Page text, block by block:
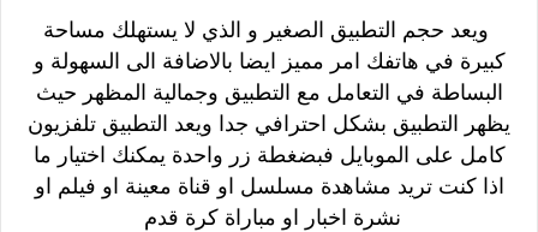
ويعد حجم التطبيق الصغير و الذي لا يستهلك مساحة
كبيرة في هاتفك امر مميز ايضا بالاضافة الى السهولة و
البساطة في التعامل مع التطبيق وجمالية المظهر حيث
يظهر التطبيق بشكل احترافي جدا ويعد التطبيق تلفزيون
كامل على الموبايل فبضغطة زر واحدة يمكنك اختيار ما
اذا كنت تريد مشاهدة مسلسل او قناة معينة او فيلم او
نشرة اخبار او مباراة كرة قدم